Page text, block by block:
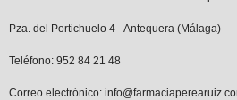
Pza. del Portichuelo 4 - Antequera (Málaga)
Teléfono: 952 84 21 48
Correo electrónico: